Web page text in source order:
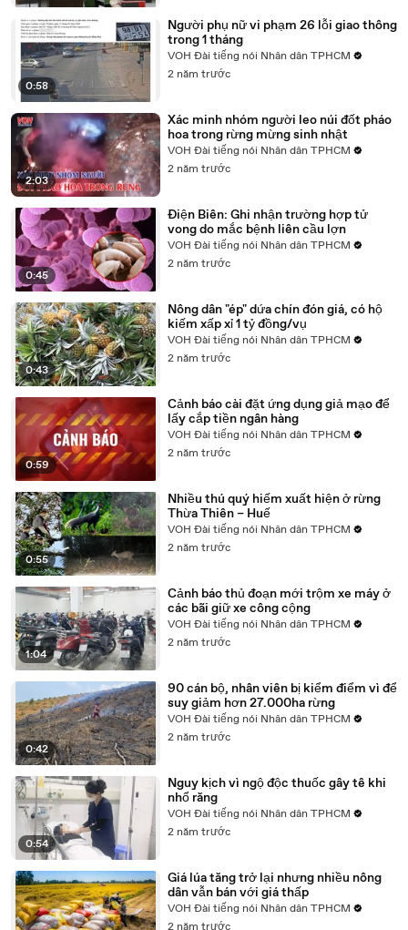
0:58
Người phụ nữ vi phạm 26 lỗi giao thông
trong 1 tháng
VOH Đài tiếng nói Nhân dân TPHCM
2 năm trước
2:03
Xác minh nhóm người leo núi đốt pháo
hoa trong rừng mừng sinh nhật
VOH Đài tiếng nói Nhân dân TPHCM
2 năm trước
0:45
Điện Biên: Ghi nhận trường hợp tử
vong do mắc bệnh liên cầu lợn
VOH Đài tiếng nói Nhân dân TPHCM
2 năm trước
0:43
Nông dân "ép" dứa chín đón giá, có hộ
kiếm xấp xỉ 1 tỷ đồng/vụ
VOH Đài tiếng nói Nhân dân TPHCM
2 năm trước
0:59
Cảnh báo cài đặt ứng dụng giả mạo để
lấy cắp tiền ngân hàng
VOH Đài tiếng nói Nhân dân TPHCM
2 năm trước
0:55
Nhiều thú quý hiếm xuất hiện ở rừng
Thừa Thiên – Huế
VOH Đài tiếng nói Nhân dân TPHCM
2 năm trước
1:04
Cảnh báo thủ đoạn mới trộm xe máy ở
các bãi giữ xe công cộng
VOH Đài tiếng nói Nhân dân TPHCM
2 năm trước
0:42
90 cán bộ, nhân viên bị kiểm điểm vì để
suy giảm hơn 27.000ha rừng
VOH Đài tiếng nói Nhân dân TPHCM
2 năm trước
0:54
Nguy kịch vì ngộ độc thuốc gây tê khi
nhổ răng
VOH Đài tiếng nói Nhân dân TPHCM
2 năm trước
Giá lúa tăng trở lại nhưng nhiều nông
dân vẫn bán với giá thấp
VOH Đài tiếng nói Nhân dân TPHCM